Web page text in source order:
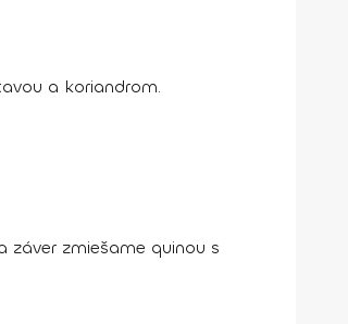
a koriandrom.
zmiešame quinou s